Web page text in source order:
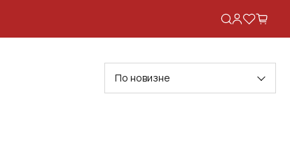
По новизне